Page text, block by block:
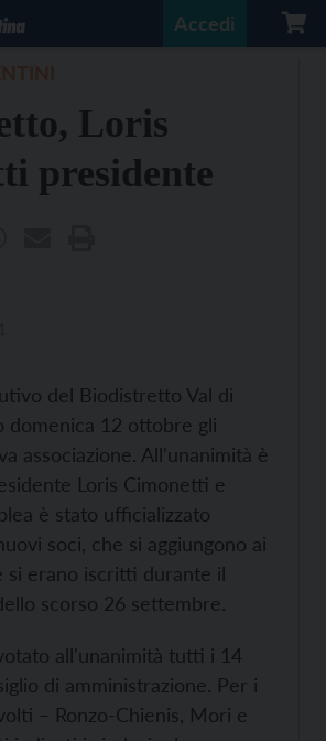
Accedi
Loris
presidente
del Biodistretto Val di
domenica 12 ottobre gli
associazione. All'unanimità è
Loris Cimonetti e
è stato ufficializzato
soci, che si aggiungono ai
si erano iscritti durante il
scorso 26 settembre.
all'unanimità tutti i 14
di amministrazione. Per i
– Ronzo-Chienis, Mori e